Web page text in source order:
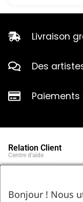
Livraison
Des
Paiements
Relation Client
Centre d'aide
Contact
Bonjour ! Nous